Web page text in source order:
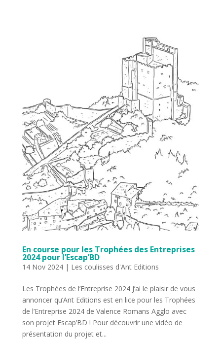
En course pour les Trophées des Entreprises
2024 pour l’Escap’BD
14 Nov 2024| Les coulisses d'Ant Editions
Les Trophées de l’Entreprise 2024 J’ai le plaisir de vous
annoncer qu’Ant Editions est en lice pour les Trophées
de l’Entreprise 2024 de Valence Romans Agglo avec
son projet Escap’BD ! Pour découvrir une vidéo de
présentation du projet et...